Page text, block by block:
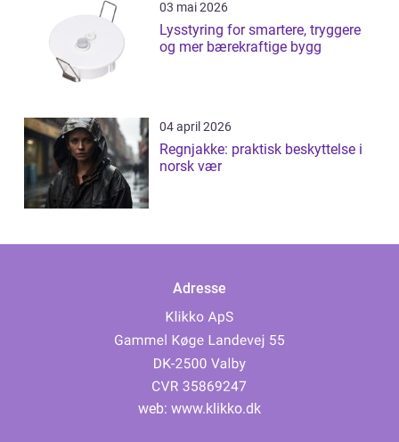
03 mai 2026
Lysstyring for smartere, tryggere
og mer bærekraftige bygg
04 april 2026
Regnjakke: praktisk beskyttelse i
norsk vær
Adresse
web: www.klikko.dk